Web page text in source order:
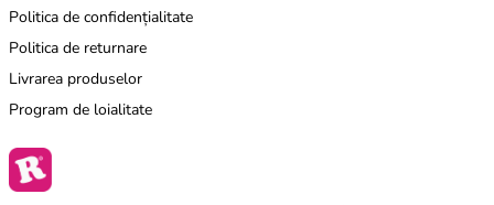
Politica de confidențialitate
Politica de returnare
Livrarea produselor
Program de loialitate